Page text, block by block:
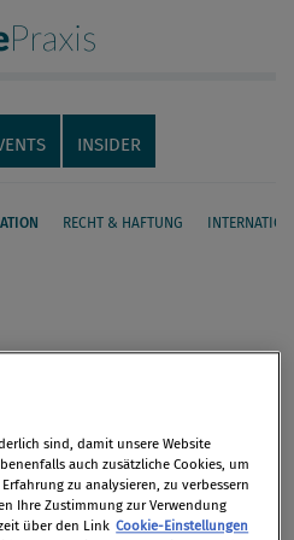
INSIDER
RECHT & HAFTUNG
und Kundenportfolio
maßgebliche
sind, damit unsere Website
auch zusätzliche Cookies, um
zu analysieren, zu verbessern
Ihre Zustimmung zur Verwendung
über den Link Cookie-Einstellungen